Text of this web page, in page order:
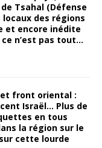
Tsahal (Défense
des régions
et encore inédite
ce n’est pas tout…
front oriental :
Israël… Plus de
en tous
la région sur le
cette lourde